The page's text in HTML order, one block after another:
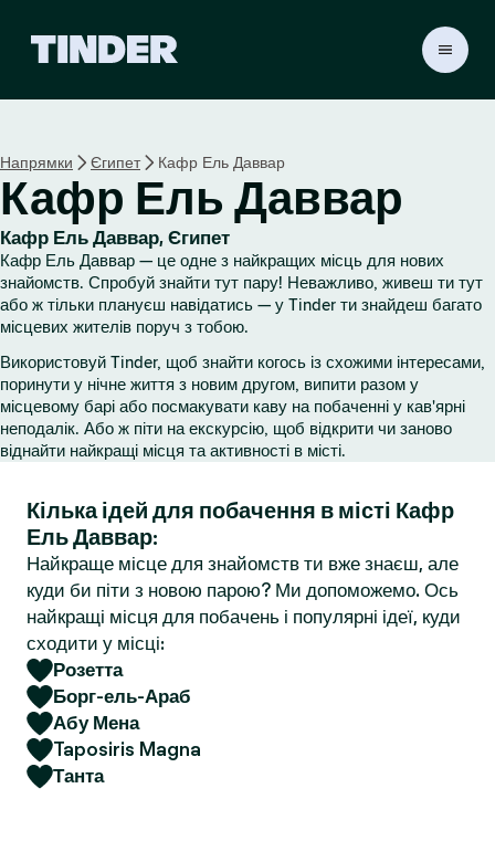
н
а
с
т
о
р
і
н
а
T
i
n
r
Напрямки Єгипет Кафр Ель Даввар
Кафр Ель Даввар
Кафр Ель Даввар, Єгипет
Кафр Ель Даввар — це одне з найкращих місць для нових
знайомств. Спробуй знайти тут пару! Неважливо, живеш ти тут
або ж тільки плануєш навідатись — у Tinder ти знайдеш багато
місцевих жителів поруч з тобою.
Використовуй Tinder, щоб знайти когось із схожими інтересами,
поринути у нічне життя з новим другом, випити разом у
місцевому барі або посмакувати каву на побаченні у кав'ярні
неподалік. Або ж піти на екскурсію, щоб відкрити чи заново
віднайти найкращі місця та активності в місті.
Кілька ідей для побачення в місті Кафр
Ель Даввар:
Найкраще місце для знайомств ти вже знаєш, але
куди би піти з новою парою? Ми допоможемо. Ось
найкращі місця для побачень і популярні ідеї, куди
сходити у місці:
Розетта
Борг-ель-Араб
Абу Мена
Taposiris Magna
Танта